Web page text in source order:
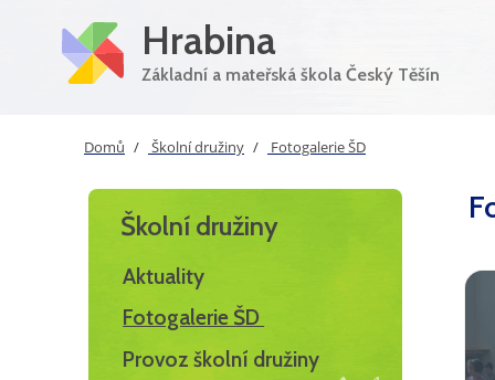
Hrabina
Základní a mateřská škola Český Těšín
Domů Školní družiny Fotogalerie ŠD
Školní družiny
Aktuality
Fotogalerie ŠD
Provoz školní družiny